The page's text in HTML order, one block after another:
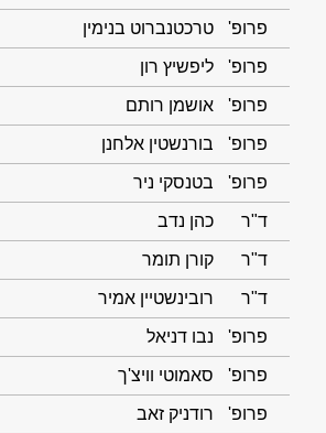
פרופ' טרכטנברוט בנימין
פרופ' ליפשיץ רון
פרופ' אושמן רותם
פרופ' בורנשטין אלחנן
פרופ' בטנסקי ניר
ד"ר כהן נדב
ד"ר קורן תומר
ד"ר רובינשטיין אמיר
פרופ' נבו דניאל
פרופ' סאמוטי וויצ'ך
פרופ' רודניק זאב